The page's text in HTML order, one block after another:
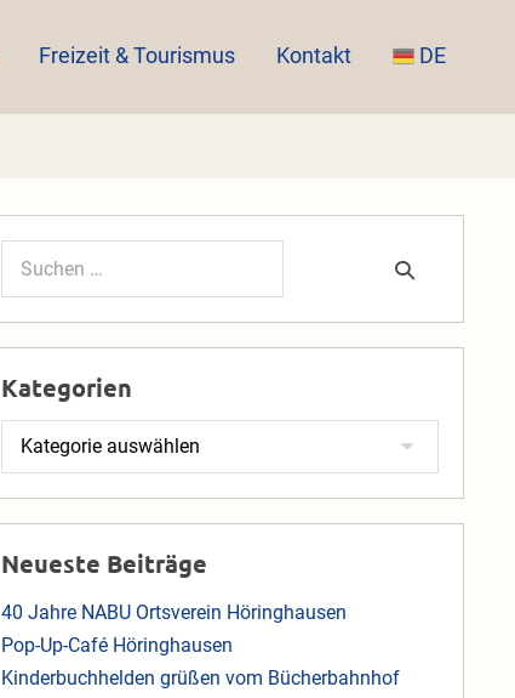
Freizeit & Tourismus Kontakt DE
Suchen
Kategorien
Kategorien
Neueste Beiträge
40 Jahre NABU Ortsverein Höringhausen
Pop-Up-Café Höringhausen
Kinderbuchhelden grüßen vom Bücherbahnhof